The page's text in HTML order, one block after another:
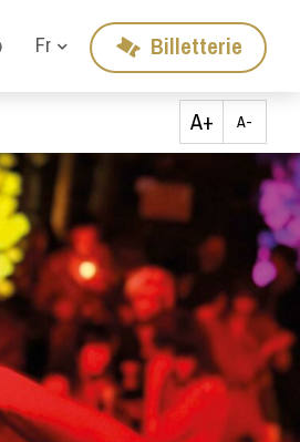
Fr Billetterie
A+ A-